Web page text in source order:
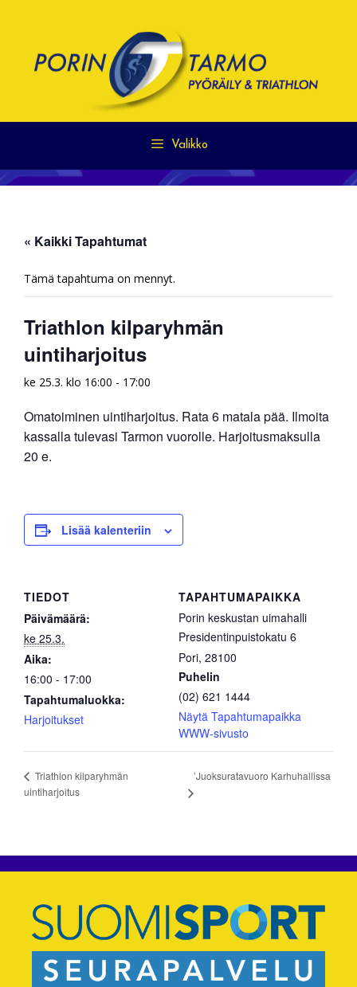
Valikko
« Kaikki Tapahtumat
Tämä tapahtuma on mennyt.
Triathlon kilparyhmän
uintiharjoitus
ke 25.3. klo 16:00 - 17:00
Omatoiminen uintiharjoitus. Rata 6 matala pää. Ilmoita
kassalla tulevasi Tarmon vuorolle. Harjoitusmaksulla
20 e.
Lisää kalenteriin
TIEDOT
Päivämäärä:
ke 25.3.
Aika:
16:00 - 17:00
Tapahtumaluokka:
Harjoitukset
TAPAHTUMAPAIKKA
Porin keskustan uimahalli
Presidentinpuistokatu 6
Pori, 28100
Puhelin
(02) 621 1444
Näytä Tapahtumapaikka
WWW-sivusto
Triathlon kilparyhmän
uintiharjoitus
’Juoksuratavuoro Karhuhallissa